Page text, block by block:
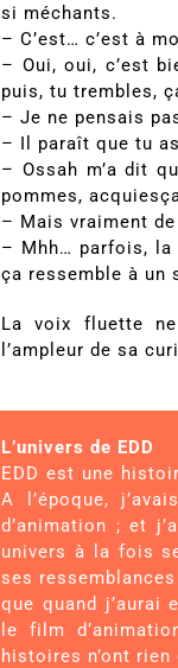
si méchants.
– C’est… c’est à
– Oui, oui, c’est
puis, tu trembles,
– Je ne pensais
– Il paraît que tu
– Ossah m’a dit
pommes,
– Mais vraiment
– Mhh… parfois, la
ça ressemble à un
La voix fluette
l’ampleur de sa
L’univers de EDD
EDD est une
A l’époque,
d’animation ; et
univers à la fois
ses
que quand j’aurai
le film
histoires n’ont